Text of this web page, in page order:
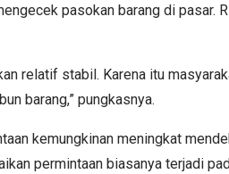
pasokan barang di pasar.
relatif stabil. Karena itu
barang,” pungkasnya.
kemungkinan meningkat
permintaan biasanya terjadi